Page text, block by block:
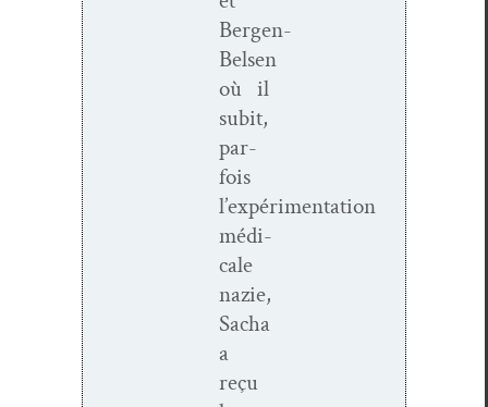
Bergen-
Belsen
où il
subit,
par­
fois
l’expérimentation
médi­
cale
nazie,
Sacha
a
reçu